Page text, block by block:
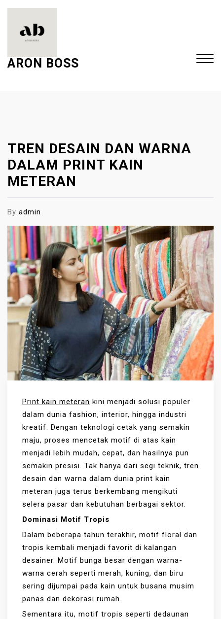
ARON BOSS
TREN DESAIN DAN WARNA
DALAM PRINT KAIN
METERAN
By admin
Print kain meteran kini menjadi solusi populer
dalam dunia fashion, interior, hingga industri
kreatif. Dengan teknologi cetak yang semakin
maju, proses mencetak motif di atas kain
menjadi lebih mudah, cepat, dan hasilnya pun
semakin presisi. Tak hanya dari segi teknik, tren
desain dan warna dalam dunia print kain
meteran juga terus berkembang mengikuti
selera pasar dan kebutuhan berbagai sektor.
Dominasi Motif Tropis
Dalam beberapa tahun terakhir, motif floral dan
tropis kembali menjadi favorit di kalangan
desainer. Motif bunga besar dengan warna-
warna cerah seperti merah, kuning, dan biru
sering dijumpai pada kain untuk busana musim
panas dan dekorasi rumah.
Sementara itu, motif tropis seperti dedaunan